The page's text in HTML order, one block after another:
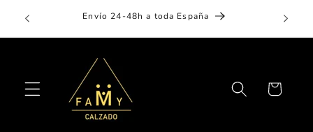
directamenteEnvío 24-48h a toda España
Carrito